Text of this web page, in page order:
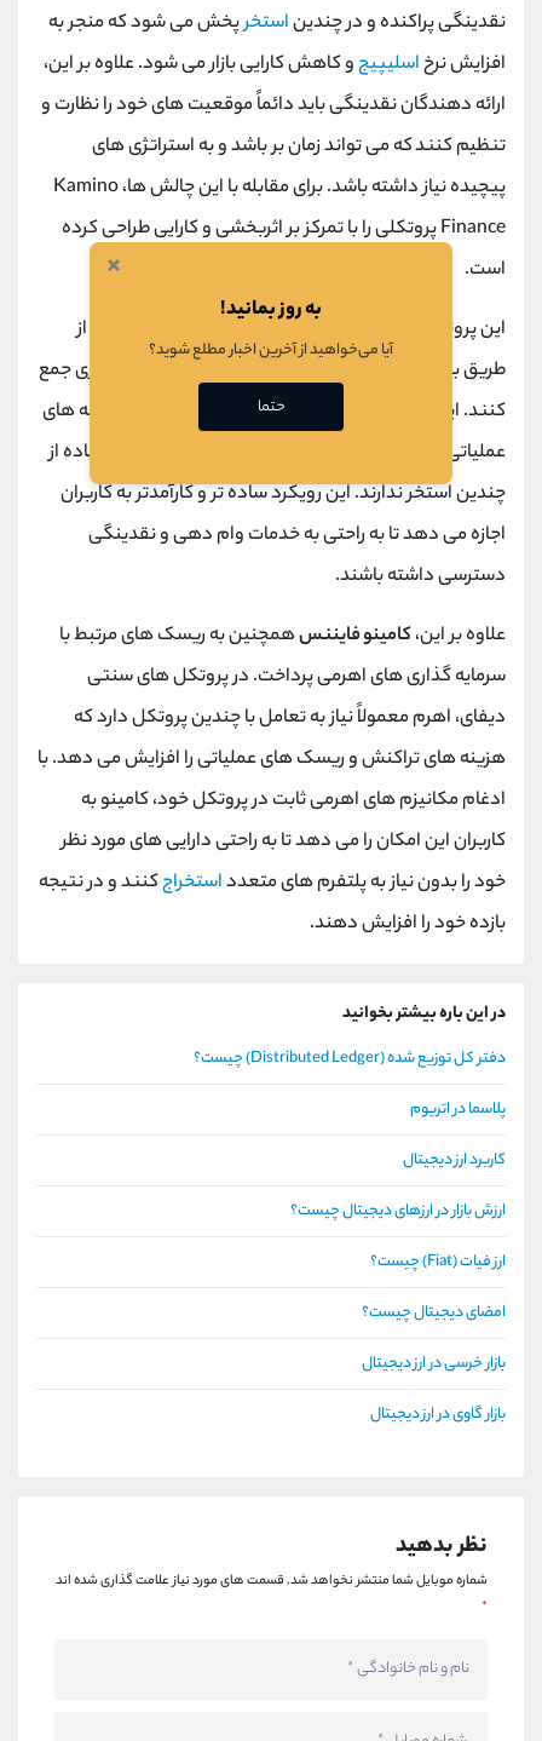
نقدینگی پراکنده و در چندیناستخرپخش می شود که منجر به
افزایش نرخاسلیپیجو کاهش کارایی بازار می شود. علاوه بر این،
ارائه دهندگان نقدینگی باید دائماً موقعیت های خود را نظارت و
تنظیم کنند که می تواند زمان بر باشد و به استراتژی های
پیچیده نیاز داشته باشد. برای مقابله با این چالش ها، Kamino
Finance پروتکلی را با تمرکز بر اثربخشی و کارایی طراحی کرده
است.
این پروتکل به کاربران اجازه می دهد تا دارایی های خود را از
طریق بازارهای نقدینگی منحصر به فرد در یک استخر مرکزی جمع
کنند. این تجمیع، استفاده از منابع را بهینه می‌کند و هزینه ‌های
عملیاتی را کاهش می‌دهد زیرا کاربران دیگر نیازی به استفاده از
چندین استخر ندارند. این رویکرد ساده تر و کارآمدتر به کاربران
اجازه می دهد تا به راحتی به خدمات وام دهی و نقدینگی
دسترسی داشته باشند.
علاوه بر این،کامینو فایننسهمچنین به ریسک های مرتبط با
سرمایه گذاری های اهرمی پرداخت. در پروتکل‌ های سنتی
دیفای، اهرم معمولاً نیاز به تعامل با چندین پروتکل دارد که
هزینه ‌های تراکنش و ریسک‌ های عملیاتی را افزایش می ‌دهد. با
ادغام مکانیزم های اهرمی ثابت در پروتکل خود، کامینو به
کاربران این امکان را می دهد تا به راحتی دارایی های مورد نظر
خود را بدون نیاز به پلتفرم های متعدداستخراجکنند و در نتیجه
بازده خود را افزایش دهند.
در این باره بیشتر بخوانید
دفتر کل توزیع شده (Distributed Ledger) چیست؟
پلاسما در اتریوم
کاربرد ارز دیجیتال
ارزش بازار در ارزهای دیجیتال چیست؟
ارز فیات (Fiat) چیست؟
امضای دیجیتال چیست؟
بازار خرسی در ارز دیجیتال
بازار گاوی در ارز دیجیتال
نظر بدهید
شماره موبایل شما منتشر نخواهد شد.قسمت های مورد نیاز علامت گذاری شده اند
*
×
به روز بمانید!
آیا می‌خواهید از آخرین اخبار مطلع شوید؟
حتما